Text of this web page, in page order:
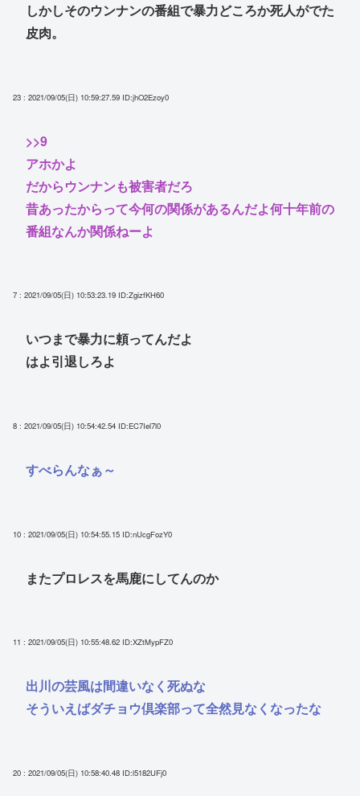
しかしそのウンナンの番組で暴力どころか死人がでた
皮肉。
23 : 2021/09/05(日) 10:59:27.59 ID:jhO2Ezoy0
>>9
アホかよ
だからウンナンも被害者だろ
昔あったからって今何の関係があるんだよ何十年前の
番組なんか関係ねーよ
7 : 2021/09/05(日) 10:53:23.19 ID:ZgizfKH60
いつまで暴力に頼ってんだよ
はよ引退しろよ
8 : 2021/09/05(日) 10:54:42.54 ID:EC7Iel7l0
すべらんなぁ～
10 : 2021/09/05(日) 10:54:55.15 ID:nUcgFozY0
またプロレスを馬鹿にしてんのか
11 : 2021/09/05(日) 10:55:48.62 ID:XZtMypFZ0
出川の芸風は間違いなく死ぬな
そういえばダチョウ倶楽部って全然見なくなったな
20 : 2021/09/05(日) 10:58:40.48 ID:l5182UFj0